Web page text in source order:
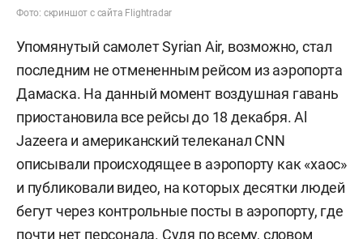
Фото: скриншот с сайта Flightradar
Упомянутый самолет Syrian Air, возможно, стал
последним не отмененным рейсом из аэропорта
Дамаска. На данный момент воздушная гавань
приостановила все рейсы до 18 декабря. Al
Jazeera и американский телеканал CNN
описывали происходящее в аэропорту как «хаос»
и публиковали видео, на которых десятки людей
бегут через контрольные посты в аэропорту, где
почти нет персонала. Судя по всему, словом